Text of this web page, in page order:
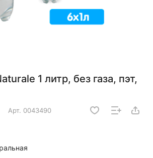
1 литр, без газа, пэт,
Арт. 0043490